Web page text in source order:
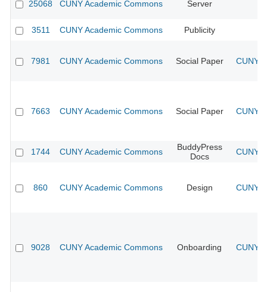
25068 CUNY Academic Commons Server
3511 CUNY Academic Commons Publicity
7981 CUNY Academic Commons Social Paper CUNY
7663 CUNY Academic Commons Social Paper CUNY
1744 CUNY Academic Commons
BuddyPress
Docs
CUNY
860 CUNY Academic Commons Design CUNY
9028 CUNY Academic Commons Onboarding CUNY